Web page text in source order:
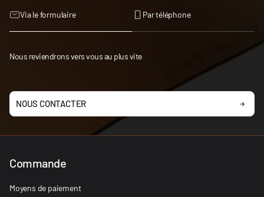
Via le formulaire Par téléphone
Nous reviendrons vers vous au plus vite
NOUS CONTACTER
Commande
Moyens de paiement